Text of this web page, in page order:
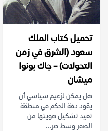
تحميل كتاب الملك
سعود (الشرق في زمن
التحولات) – جاك بونوا
ميشان
هل يمكن لزعيم سياسي أن
يقود دفة الحكم في منطقة
تعيد تشكيل هويتها من
الصفر وسط صر...